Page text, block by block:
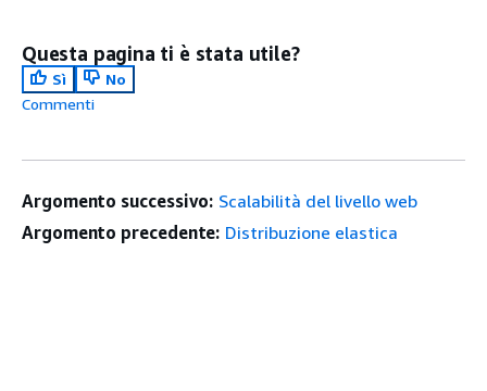
Questa pagina ti è stata utile?
Sì
No
Commenti
Argomento successivo: Scalabilità del livello web
Argomento precedente: Distribuzione elastica